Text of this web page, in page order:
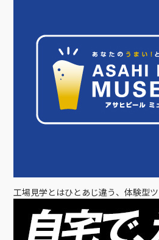
工場見学とはひとあじ違う、体験型